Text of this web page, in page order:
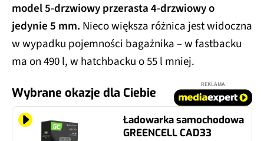
model 5-drzwiowy przerasta 4-drzwiowy o
jedynie 5 mm. Nieco większa różnica jest widoczna
w wypadku pojemności bagażnika – w fastbacku
ma on 490 l, w hatchbacku o 55 l mniej.
Wybrane okazje dla Ciebie
REKLAMA
Ładowarka samochodowa
GREENCELL CAD33